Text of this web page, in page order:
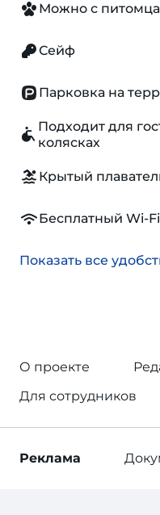
Можно с
Сейф
Парковка на
Подходит для
колясках
Крытый
Бесплатный Wi-Fi
Показать все
О проекте
Для сотрудников
Реклама